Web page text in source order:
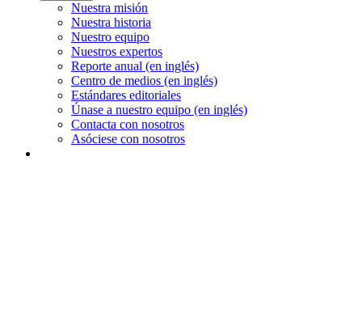
Nuestra misión
Nuestra historia
Nuestro equipo
Nuestros expertos
Reporte anual (en inglés)
Centro de medios (en inglés)
Estándares editoriales
Únase a nuestro equipo (en inglés)
Contacta con nosotros
Asóciese con nosotros